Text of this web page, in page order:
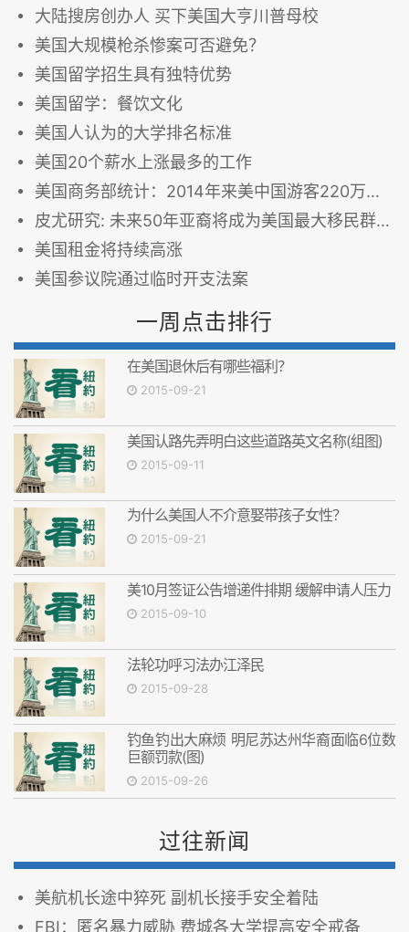
大陆搜房创办人 买下美国大亨川普母校
美国大规模枪杀惨案可否避免？
美国留学招生具有独特优势
美国留学：餐饮文化
美国人认为的大学排名标准
美国20个薪水上涨最多的工作
美国商务部统计：2014年来美中国游客220万人次，花费238亿美金
皮尤研究: 未来50年亚裔将成为美国最大移民群体
美国租金将持续高涨
美国参议院通过临时开支法案
一周点击排行
在美国退休后有哪些福利？
2015-09-21
美国认路先弄明白这些道路英文名称(组图)
2015-09-11
为什么美国人不介意娶带孩子女性？
2015-09-21
美10月签证公告增递件排期 缓解申请人压力
2015-09-10
法轮功呼习法办江泽民
2015-09-28
钓鱼钓出大麻烦 明尼苏达州华裔面临6位数
巨额罚款(图)
2015-09-26
过往新闻
美航机长途中猝死 副机长接手安全着陆
FBI：匿名暴力威胁 费城各大学提高安全戒备